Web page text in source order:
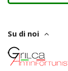
Su di noi